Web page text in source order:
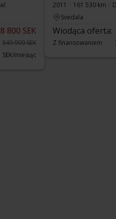
800 SEK
349 900 SEK
SEK/miesiąc
2011
161 530 km
Svedala
Wiodąca oferta:
Z finansowaniem